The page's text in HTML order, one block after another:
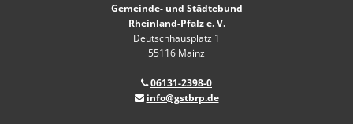
Gemeinde- und Städtebund
Rheinland-Pfalz e. V.
Deutschhausplatz 1
55116 Mainz
06131-2398-0
info@gstbrp.de